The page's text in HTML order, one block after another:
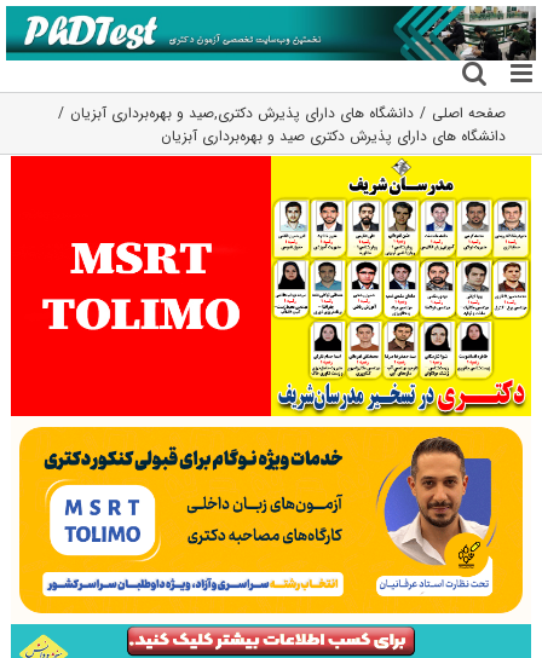
رفتن
به
محتوا
صفحه اصلی دانشگاه های دارای پذیرش دکتری,صید و بهره‌برداری آبزیان
دانشگاه های دارای پذیرش دکتری صید و ﺑﻬﺮهﺑﺮداری آﺑﺰیان